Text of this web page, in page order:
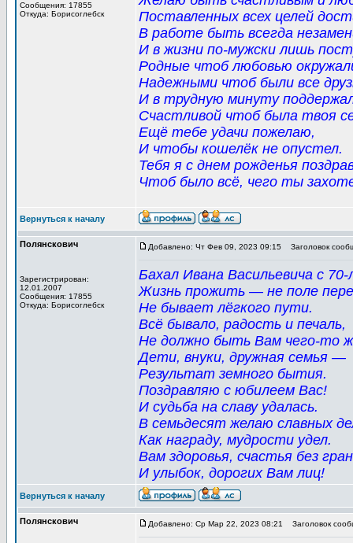
Сообщения: 17855
Откуда: Борисоглебск
Поставленных всех целей
В работе быть всегда
И в жизни по-мужски лишь
Родные чтоб любовью
Надежными чтоб были все
И в трудную минуту
Счастливой чтоб была твоя
Ещё тебе удачи пожелаю,
И чтобы кошелёк не опустел.
Тебя я с днем рожденья
Чтоб было всё, чего ты
Вернуться к началу
Полянскович
Зарегистрирован:
12.01.2007
Сообщения: 17855
Откуда: Борисоглебск
Добавлено: Чт Фев 09, 2023 09:15 Заголовок
Бахал Ивана Васильевича с
Жизнь прожить — не поле
Не бывает лёгкого пути.
Всё бывало, радость и печаль,
Не должно быть Вам чего-то
Дети, внуки, дружная семья ―
Результат земного бытия.
Поздравляю с юбилеем Вас!
И судьба на славу удалась.
В семьдесят желаю славных
Как награду, мудрости удел.
Вам здоровья, счастья без
И улыбок, дорогих Вам лиц!
Вернуться к началу
Полянскович Добавлено: Ср Мар 22, 2023 08:21 Заголовок